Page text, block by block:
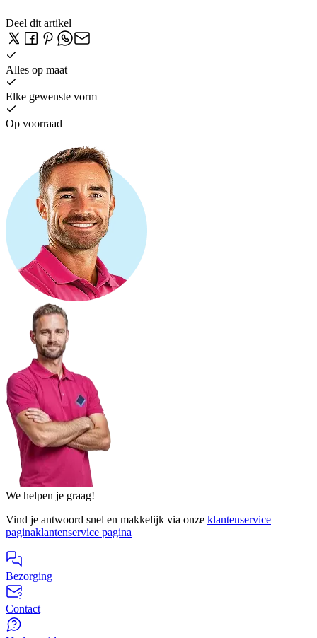
Deel dit artikel
Alles op maat
Elke gewenste vorm
Op voorraad
We helpen je graag!
Vind je antwoord snel en makkelijk via onze klantenservice
paginaklantenservice pagina
Bezorging
Contact